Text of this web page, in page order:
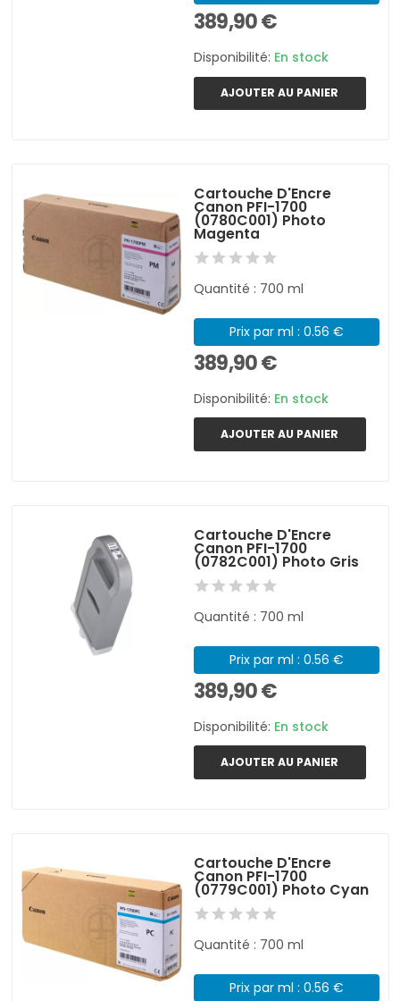
389,90 €
Disponibilité: En stock
AJOUTER AU PANIER
Cartouche D'Encre
Canon PFI-1700
(0780C001) Photo
Magenta
Quantité : 700 ml
Prix par ml : 0.56 €
389,90 €
Disponibilité: En stock
AJOUTER AU PANIER
Cartouche D'Encre
Canon PFI-1700
(0782C001) Photo Gris
Quantité : 700 ml
Prix par ml : 0.56 €
389,90 €
Disponibilité: En stock
AJOUTER AU PANIER
Cartouche D'Encre
Canon PFI-1700
(0779C001) Photo Cyan
Quantité : 700 ml
Prix par ml : 0.56 €